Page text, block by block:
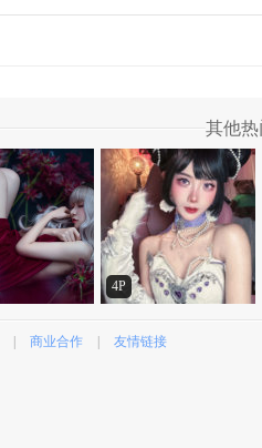
其他
4P
商业合作 友情链接